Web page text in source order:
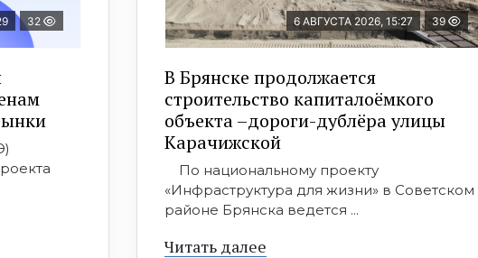
32 6 АВГУСТА 2026, 15:27 39
В Брянске продолжается
строительство капиталоёмкого
объекта –дороги-дублёра улицы
Карачижской
По национальному проекту
«Инфраструктура для жизни» в Советском
районе Брянска ведется ...
Читать далее